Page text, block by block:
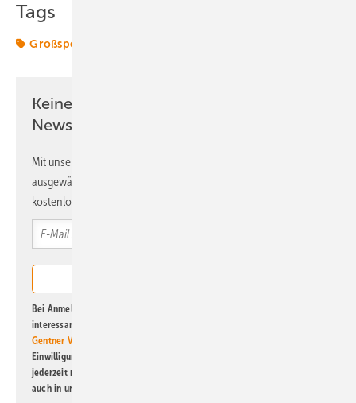
Tags
Großspeicher
Keine Zeit? Kein Problem mit dem ERE
Newsletter!
Mit unserem Newsletter erhalten Sie regelmäßig von uns
ausgewählte Informationen und Neuigkeiten, gebündelt und
kostenlos direkt ins Postfach.
Bei Anmeldung zu diesem Newsletter bin ich damit einverstanden, über
interessante Verlags- und Online-Angebote
Gentner Verlag GmbH & Co. KG
Einwilligung kann ich jederzeit widerrufen und eine Abmeldung ist
jederzeit möglich. Informationen zum Umgang mit Daten finden Sie
auch in unserer